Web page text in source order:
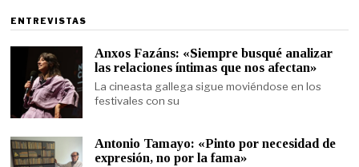
ENTREVISTAS
Anxos Fazáns: «Siempre busqué analizar
las relaciones íntimas que nos afectan»
La cineasta gallega sigue moviéndose en los
festivales con su
Antonio Tamayo: «Pinto por necesidad de
expresión, no por la fama»